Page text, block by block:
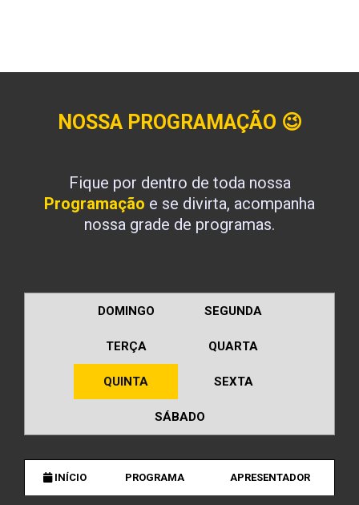
NOSSA PROGRAMAÇÃO 😉
Fique por dentro de toda nossa
Programação e se divirta, acompanha
nossa grade de programas.
DOMINGO SEGUNDA
TERÇA QUARTA
QUINTA SEXTA
SÁBADO
INÍCIO PROGRAMA APRESENTADOR